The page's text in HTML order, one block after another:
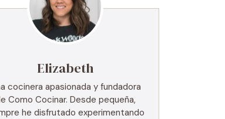
Elizabeth
cocinera apasionada y fundadora
Como Cocinar. Desde pequeña,
he disfrutado experimentando